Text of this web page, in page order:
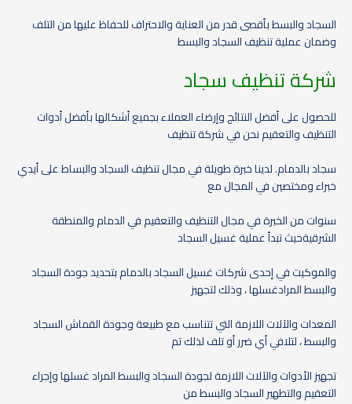
السجاد والبسط بأقصى قدر من العناية والاحتراف للحفاظ عليها من التلف
وضمان عملية تنظيف السجاد والبسط
شركة تنظيف سجاد
للحصول على أفضل النتائج وإرضاء العملاء بجميع أشكالها بأفضل أدوات
التنظيف والتعقيم نحن في شركة تنظيف
سجاد بالدمام. لدينا خبرة طويلة في مجال تنظيف السجاد والبساط على أيدي
خبراء ومختصين في المجال مع
سنوات من الخبرة في مجال التنظيف والتعقيم في الدمام والمنطقة
الشرقيةحيث تبدأ عملية غسيل السجاد
والموكيت في إحدى شركات غسيل السجاد بالدمام بتحديد جودة السجاد
والبسط المرادغسلها ، وذلك لتجهيز
المعدات والآلات اللازمة التي تتناسب مع طبيعة وجودة القماش السجاد
والبسط ، لتلافي أي ضرر أو تلف لذلك تم
تجهيز الأدوات والآلات اللازمة لجودة السجاد والبسط المراد غسلها وإجراء
التعقيم والتطهير السجاد والبسط من